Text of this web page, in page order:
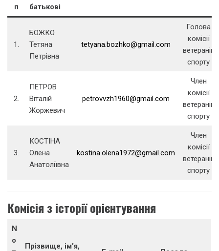
п
батькові
1.
БОЖКО
Тетяна
Петрівна
tetyana.bozhko@gmail.com
Голова
комісії
ветеранів
спорту
2.
ПЕТРОВ
Віталій
Жоржевич
petrovvzh1960@gmail.com
Член
комісії
ветеранів
спорту
3.
КОСТІНА
Олена
Анатоліївна
kostina.olena1972@gmail.com
Член
комісії
ветеранів
спорту
Комісія з історії орієнтування
N
o
Прізвище, ім’я,